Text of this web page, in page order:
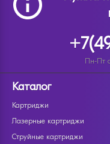
Пн-Пт
Каталог
Картриджи
Лазерные картриджи
Струйные картриджи